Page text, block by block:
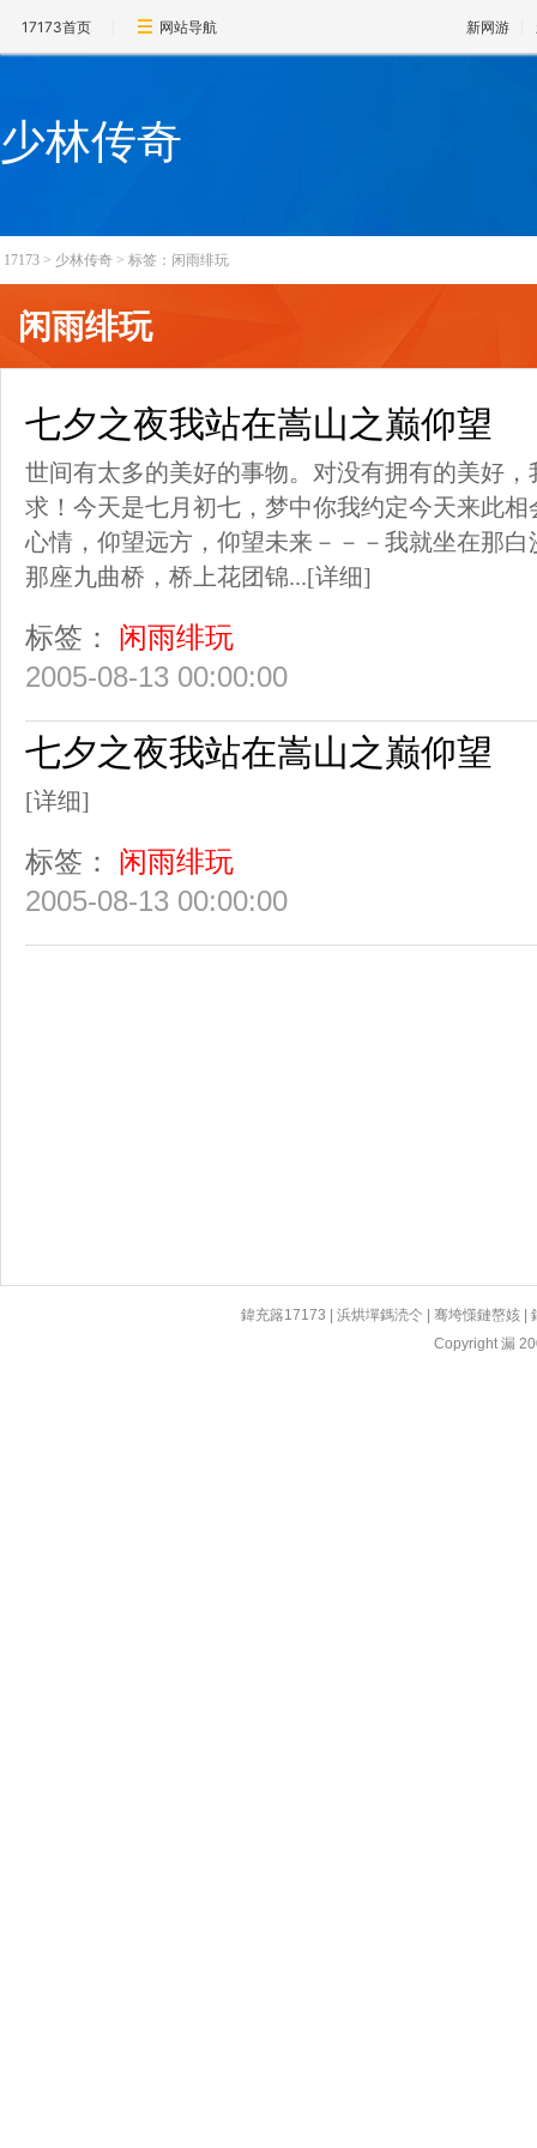
17173首页 网站导航 新网游
少林传奇
17173 > 少林传奇 > 标签：闲雨绯玩
闲雨绯玩
七夕之夜我站在嵩山之巅仰望
世间有太多的美好的事物。对没有拥有的美好
求！今天是七月初七，梦中你我约定今天来此
心情，仰望远方，仰望未来－－－我就坐在那
那座九曲桥，桥上花团锦...[详细]
标签：
闲雨绯玩
2005-08-13 00:00:00
七夕之夜我站在嵩山之巅仰望
[详细]
标签：
闲雨绯玩
2005-08-13 00:00:00
鍏充簬17173 |浜烘墠鎷涜仒 |骞垮憡鏈嶅姟 |
Copyright 漏